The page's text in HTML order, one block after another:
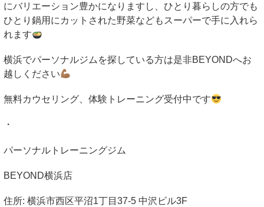
にバリエーション豊かになりますし、ひとり暮らしの方でも
ひとり鍋用にカットされた野菜などもスーパーで手に入れら
れます
横浜でパーソナルジムを探している方は是非BEYONDへお
越しください
無料カウセリング、体験トレーニング受付中です
・
パーソナルトレーニングジム
BEYOND横浜店
住所: 横浜市西区平沼1丁目 37-5 中沢ビル3F